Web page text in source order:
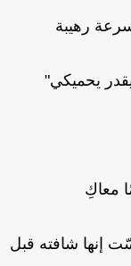
رهيبة
يحميكي"
شافته قبل